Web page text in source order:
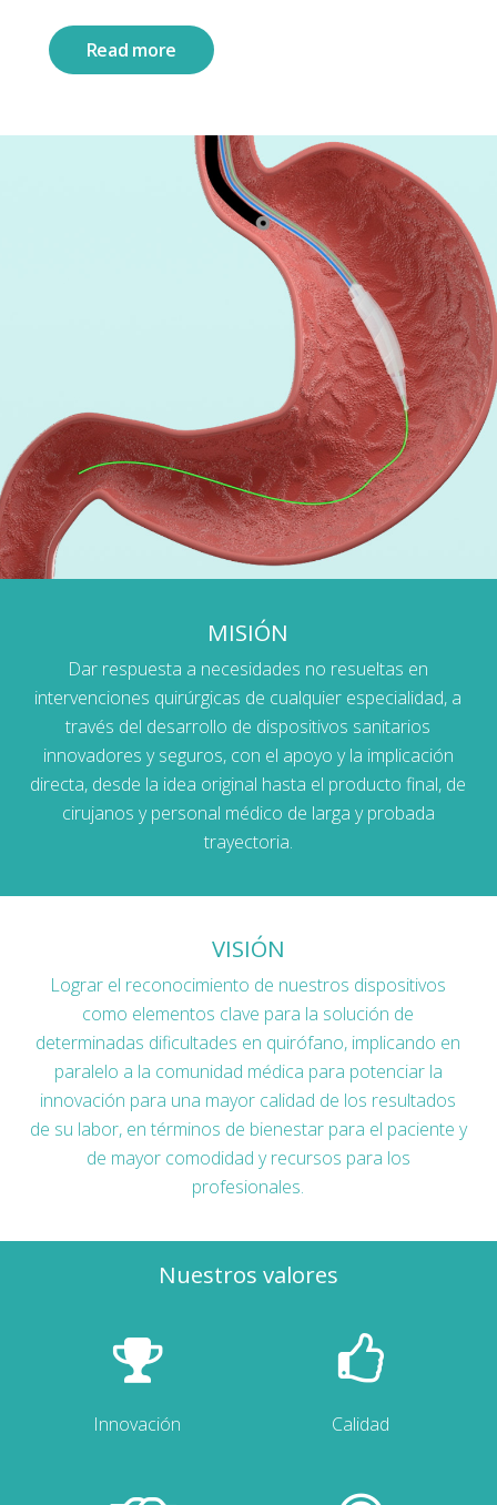
Read more
MISIÓN
Dar respuesta a necesidades no resueltas en
intervenciones quirúrgicas de cualquier especialidad, a
través del desarrollo de dispositivos sanitarios
innovadores y seguros, con el apoyo y la implicación
directa, desde la idea original hasta el producto final, de
cirujanos y personal médico de larga y probada
trayectoria.
VISIÓN
Lograr el reconocimiento de nuestros dispositivos
como elementos clave para la solución de
determinadas dificultades en quirófano, implicando en
paralelo a la comunidad médica para potenciar la
innovación para una mayor calidad de los resultados
de su labor, en términos de bienestar para el paciente y
de mayor comodidad y recursos para los
profesionales.
Nuestros valores
Innovación Calidad